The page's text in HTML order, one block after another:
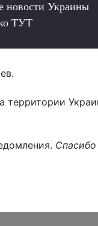
новости Украины
ТУТ
территории